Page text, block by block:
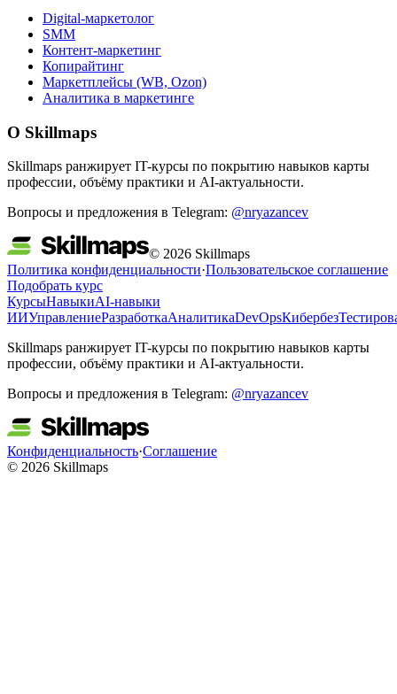
Digital-маркетолог
SMM
Контент-маркетинг
Копирайтинг
Маркетплейсы (WB, Ozon)
Аналитика в маркетинге
О Skillmaps
Skillmaps ранжирует IT-курсы по покрытию навыков карты
профессии, объёму практики и AI-актуальности.
Вопросы и предложения в Telegram: @nryazancev
© 2026 Skillmaps
Политика конфиденциальности·Пользовательское соглашение
Подобрать курс
КурсыНавыкиAI-навыки
ИИУправлениеРазработкаАналитикаDevOpsКибербез
Skillmaps ранжирует IT-курсы по покрытию навыков карты
профессии, объёму практики и AI-актуальности.
Вопросы и предложения в Telegram: @nryazancev
Конфиденциальность·Соглашение
© 2026 Skillmaps